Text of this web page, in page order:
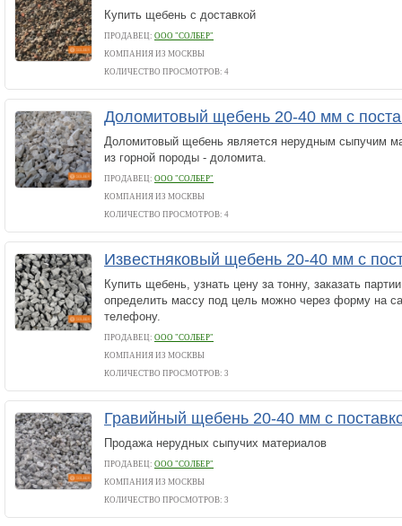
Купить щебень с доставкой
ПРОДАВЕЦ: ООО "СОЛБЕР"
КОМПАНИЯ ИЗ МОСКВЫ
КОЛИЧЕСТВО ПРОСМОТРОВ: 4
Доломитовый щебень 20-40 мм с
Доломитовый щебень является нерудным сыпучим
из горной породы - доломита.
ПРОДАВЕЦ: ООО "СОЛБЕР"
КОМПАНИЯ ИЗ МОСКВЫ
КОЛИЧЕСТВО ПРОСМОТРОВ: 4
Известняковый щебень 20-40 мм с
Купить щебень, узнать цену за тонну, заказать
определить массу под цель можно через форму на
телефону.
ПРОДАВЕЦ: ООО "СОЛБЕР"
КОМПАНИЯ ИЗ МОСКВЫ
КОЛИЧЕСТВО ПРОСМОТРОВ: 3
Гравийный щебень 20-40 мм с
Продажа нерудных сыпучих материалов
ПРОДАВЕЦ: ООО "СОЛБЕР"
КОМПАНИЯ ИЗ МОСКВЫ
КОЛИЧЕСТВО ПРОСМОТРОВ: 3